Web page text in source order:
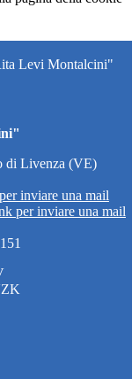
Levi Montalcini"
di Livenza (VE)
inviare una mail
per inviare una mail